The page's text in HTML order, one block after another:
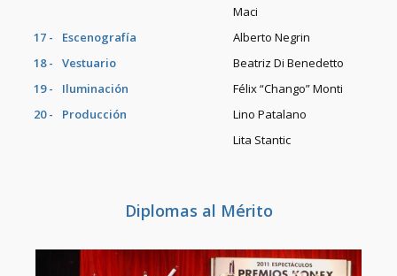
Maci
17 -
Escenografía
Alberto Negrin
18 -
Vestuario
Beatriz Di Benedetto
19 -
Iluminación
Félix “Chango” Monti
20 -
Producción
Lino Patalano
Lita Stantic
Diplomas al Mérito